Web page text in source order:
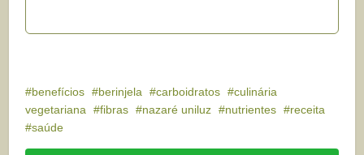
benefícios berinjela carboidratos
culinária
vegetariana
fibras nazaré uniluz nutrientes
receita
saúde